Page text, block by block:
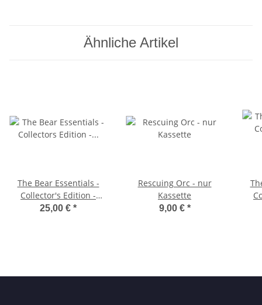
Ähnliche Artikel
The Bear Essentials -
Collector's Edition -
5,25"-Diskette
25,00 € *
Rescuing Orc - nur
Kassette
9,00 € *